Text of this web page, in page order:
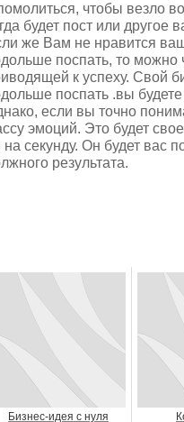
чтобы везло
будет пост или другое
же Вам не нравится
поспать, то можно
к успеху. Свой
поспать .вы
если вы точно
эмоций. Это будет
на секунду. Он будет вас
результата.
Бизнес-идея с нуля